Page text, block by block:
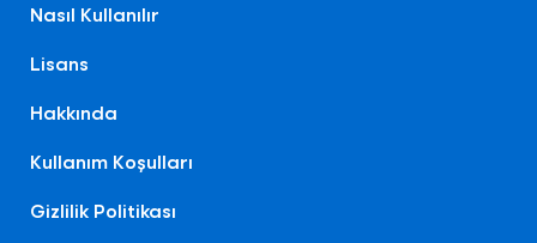
Nasıl Kullanılır
Lisans
Hakkında
Kullanım Koşulları
Gizlilik Politikası